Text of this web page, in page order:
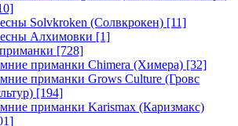
Solvkroken (Солвкрокен) [11]
Алхимовки [1]
[728]
приманки Chimera (Химера) [32]
приманки Grows Culture (Гровс
[194]
приманки Karismax (Каризмакс)